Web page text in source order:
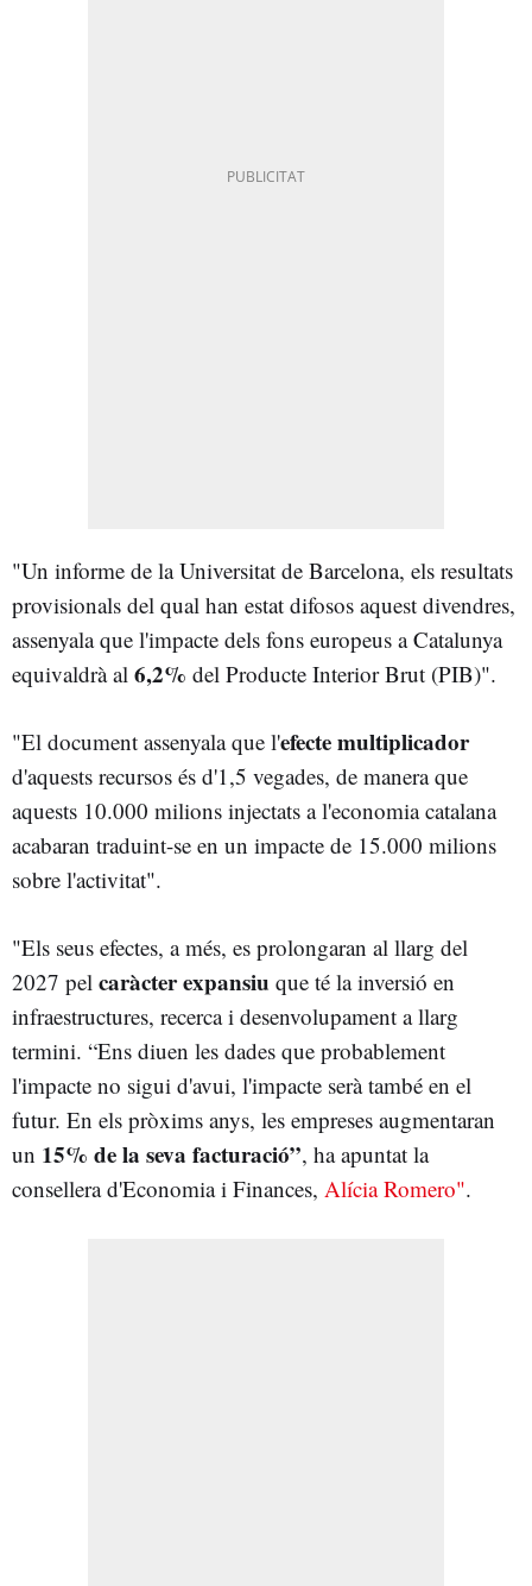
"Un informe de la Universitat de Barcelona, els resultats
provisionals del qual han estat difosos aquest divendres,
assenyala que l'impacte dels fons europeus a Catalunya
equivaldrà al 6,2% del Producte Interior Brut (PIB)".
"El document assenyala que l'efecte multiplicador
d'aquests recursos és d'1,5 vegades, de manera que
aquests 10.000 milions injectats a l'economia catalana
acabaran traduint-se en un impacte de 15.000 milions
sobre l'activitat".
"Els seus efectes, a més, es prolongaran al llarg del
2027 pel caràcter expansiu que té la inversió en
infraestructures, recerca i desenvolupament a llarg
termini. “Ens diuen les dades que probablement
l'impacte no sigui d'avui, l'impacte serà també en el
futur. En els pròxims anys, les empreses augmentaran
un 15% de la seva facturació”, ha apuntat la
consellera d'Economia i Finances, Alícia Romero".